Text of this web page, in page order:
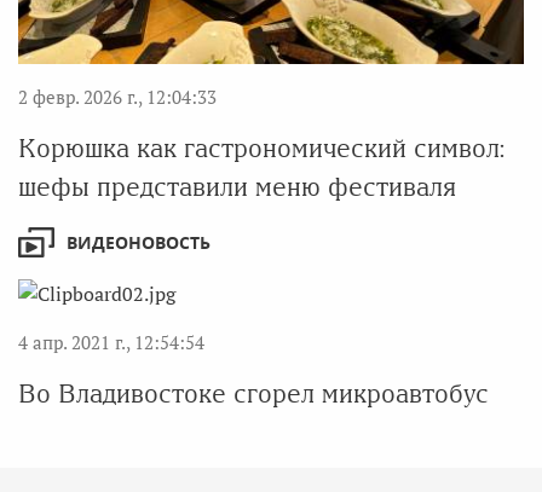
2 февр. 2026 г., 12:04:33
Корюшка как гастрономический символ:
шефы представили меню фестиваля
ВИДЕОНОВОСТЬ
4 апр. 2021 г., 12:54:54
Во Владивостоке сгорел микроавтобус